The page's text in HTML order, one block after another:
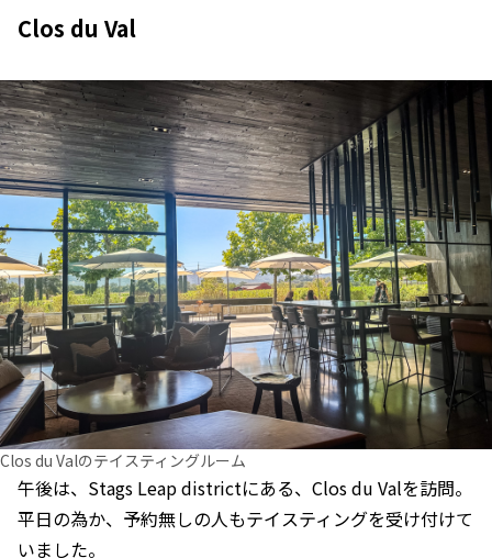
Clos du Val
Clos du Valのテイスティングルーム
午後は、Stags Leap districtにある、Clos du Valを訪問。
平日の為か、予約無しの人もテイスティングを受け付けて
いました。